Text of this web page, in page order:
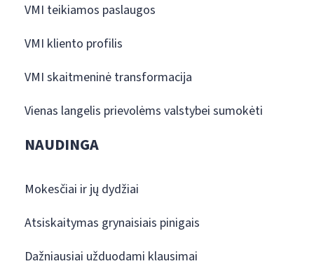
VMI teikiamos paslaugos
VMI kliento profilis
VMI skaitmeninė transformacija
Vienas langelis prievolėms valstybei sumokėti
NAUDINGA
Mokesčiai ir jų dydžiai
Atsiskaitymas grynaisiais pinigais
Dažniausiai užduodami klausimai